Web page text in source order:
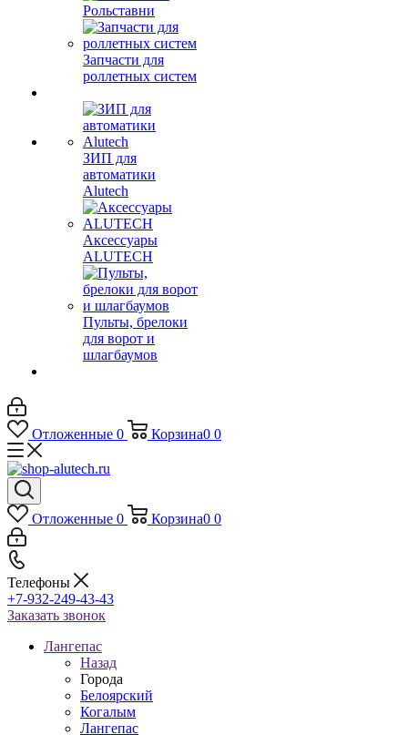
Рольставни
Запчасти для
роллетных систем
ЗИП для
автоматики
Alutech
Аксессуары
ALUTECH
Пульты, брелоки
для ворот и
шлагбаумов
Отложенные 0 Корзина0 0
Отложенные 0 Корзина0 0
Телефоны
+7-932-249-43-43
Заказать звонок
Лангепас
Назад
Города
Белоярский
Когалым
Лангепас